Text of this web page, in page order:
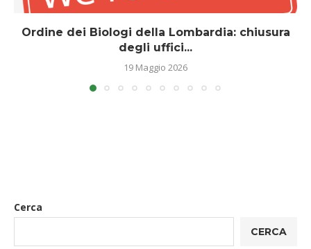
Ordine dei Biologi della Lombardia: chiusura
degli uffici...
19 Maggio 2026
Cerca
CERCA